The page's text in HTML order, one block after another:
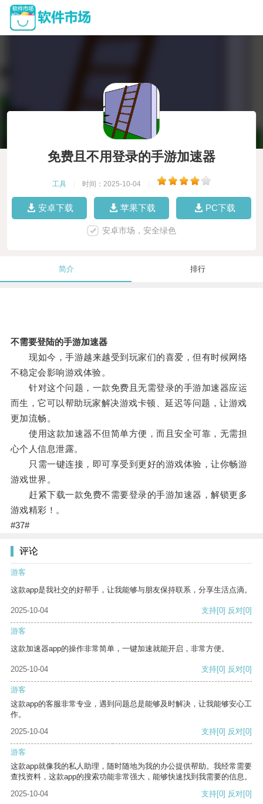
免费且不用登录的手游加速器
工具 时间：2025-10-04
安卓下载 苹果下载 PC下载
安卓市场，安全绿色
简介 排行
不需要登陆的手游加速器
现如今，手游越来越受到玩家们的喜爱，但有时候网络
不稳定会影响游戏体验。
针对这个问题，一款免费且无需登录的手游加速器应运
而生，它可以帮助玩家解决游戏卡顿、延迟等问题，让游戏
更加流畅。
使用这款加速器不但简单方便，而且安全可靠，无需担
心个人信息泄露。
只需一键连接，即可享受到更好的游戏体验，让你畅游
游戏世界。
赶紧下载一款免费不需要登录的手游加速器，解锁更多
游戏精彩！。
#37#
评论
游客
这款app是我社交的好帮手，让我能够与朋友保持联系，分享生活点滴。
2025-10-04 支持[0] 反对[0]
游客
这款加速器app的操作非常简单，一键加速就能开启，非常方便。
2025-10-04 支持[0] 反对[0]
游客
这款app的客服非常专业，遇到问题总是能够及时解决，让我能够安心工
作。
2025-10-04
支持[0] 反对[0]
游客
这款app就像我的私人助理，随时随地为我的办公提供帮助。我经常需要
查找资料，这款app的搜索功能非常强大，能够快速找到我需要的信息。
2025-10-04
支持[0] 反对[0]